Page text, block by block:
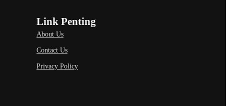
Link Penting
About Us
Contact Us
Privacy Policy